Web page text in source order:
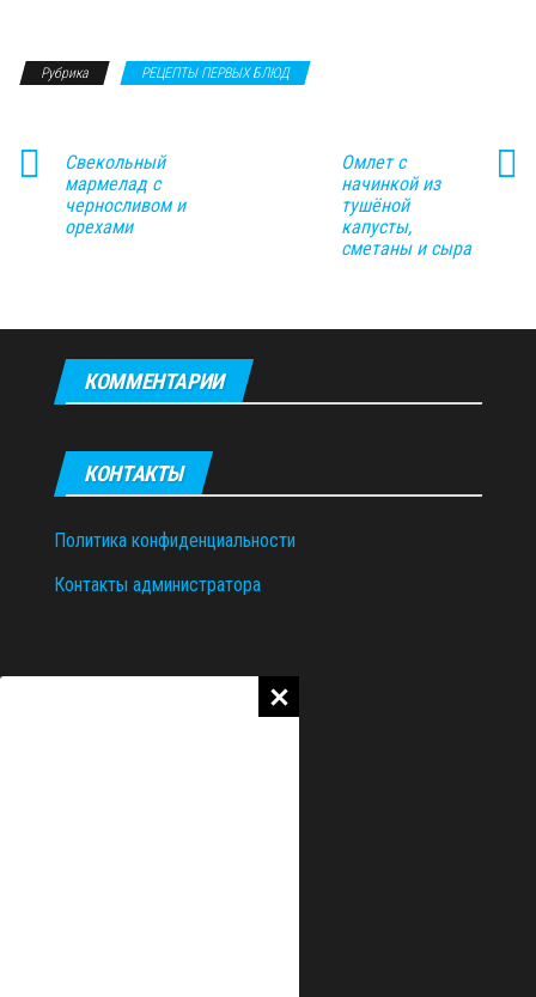
Рубрика РЕЦЕПТЫ ПЕРВЫХ БЛЮД
Свекольный
мармелад с
черносливом и
орехами
Омлет с
начинкой из
тушёной
капусты,
сметаны и сыра
КОММЕНТАРИИ
КОНТАКТЫ
Политика конфиденциальности
Контакты администратора